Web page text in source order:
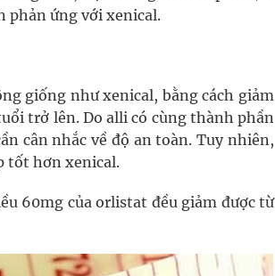
phản ứng với xenical.
giống như xenical, bằng cách giảm
trở lên. Do alli có cùng thành phần
cân nhắc về độ an toàn. Tuy nhiên,
tốt hơn xenical.
60mg của orlistat đều giảm được từ